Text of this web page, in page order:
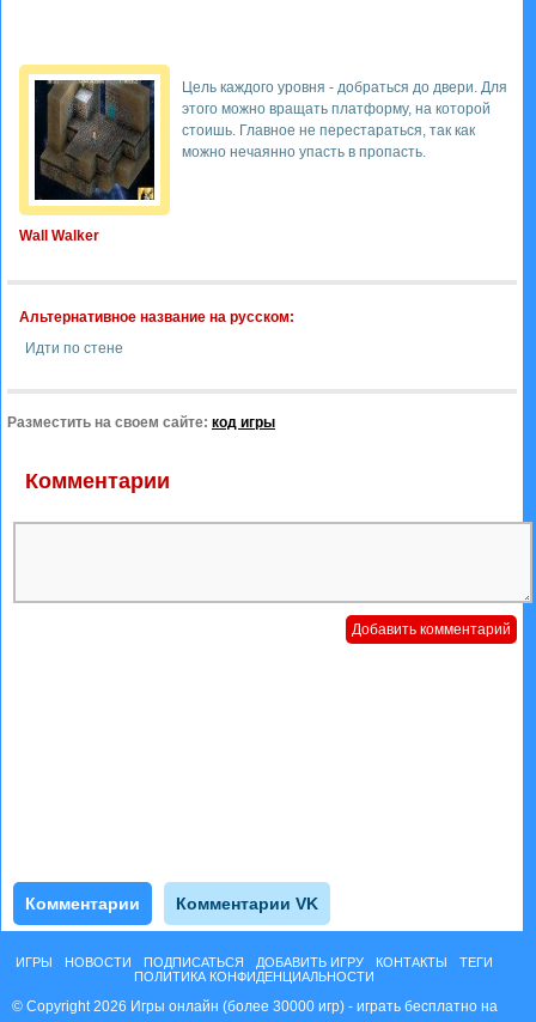
Wall Walker
Цель каждого уровня - добраться до двери. Для
этого можно вращать платформу, на которой
стоишь. Главное не перестараться, так как
можно нечаянно упасть в пропасть.
Альтернативное название на русском:
Идти по стене
Разместить на своем сайте: код игры
Комментарии
Комментарии Комментарии VK
ИГРЫ НОВОСТИ ПОДПИСАТЬСЯ ДОБАВИТЬ ИГРУ КОНТАКТЫ
ТЕГИ
ПОЛИТИКА КОНФИДЕНЦИАЛЬНОСТИ
© Copyright 2026 Игры онлайн (более 30000 игр) - играть бесплатно на